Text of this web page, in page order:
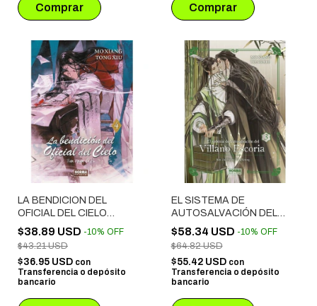
LA BENDICION DEL
OFICIAL DEL CIELO
NOVELA # 04
$38.89 USD -10% OFF
$43.21 USD
$36.95 USD con
Transferencia o depósito
bancario
EL SISTEMA DE
AUTOSALVACIÓN DEL
VILLANO ESCORIA # 03
EDICIÓN ESPECIAL
$58.34 USD -10% OFF
$64.82 USD
$55.42 USD con
Transferencia o depósito
bancario